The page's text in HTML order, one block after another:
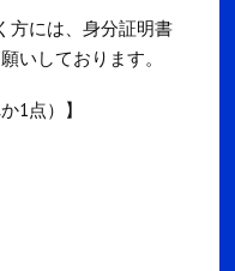
方には、身分証明書
いしております。
1点）】